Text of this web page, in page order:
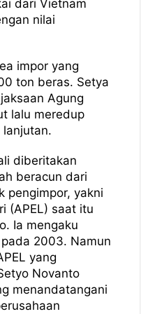
dari Vietnam
nilai
impor yang
ton beras. Setya
Agung
lalu meredup
diberitakan
beracun dari
pengimpor, yakni
(APEL) saat itu
Ia mengaku
2003. Namun
yang
Novanto
menandatangani